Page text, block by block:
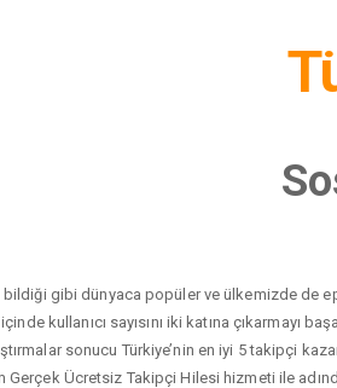
gibi dünyaca popüler ve ülkemizde de
içinde kullanıcı sayısını iki katına
sonucu Türkiye’nin en iyi 5 takipçi
Gerçek Ücretsiz Takipçi Hilesi hizmeti ile